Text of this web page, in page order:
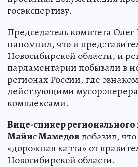
госэкспертизу.
Председатель комитета
напомнил, что и
Новосибирской области, и
парламентарии побывали в
регионах России, где
действующими
комплексами.
Вице-спикер регионального
Майис Мамедовдобавил,
«дорожная карта» от
Новосибирской области.